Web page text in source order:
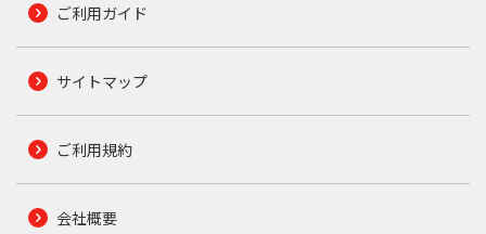
ご利用ガイド
サイトマップ
ご利用規約
会社概要